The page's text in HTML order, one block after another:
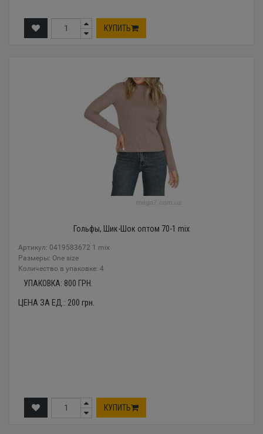
КУПИТЬ
Гольфы, Шик-Шок оптом 70-1 mix
Артикул: 0419583672 1 mix
Размеры: One size
Количество в упаковке: 4
УПАКОВКА: 800 ГРН.
ЦЕНА ЗА ЕД.: 200 грн.
КУПИТЬ